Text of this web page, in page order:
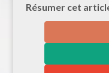
Résumer cet